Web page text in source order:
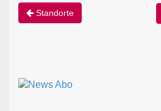
Standorte